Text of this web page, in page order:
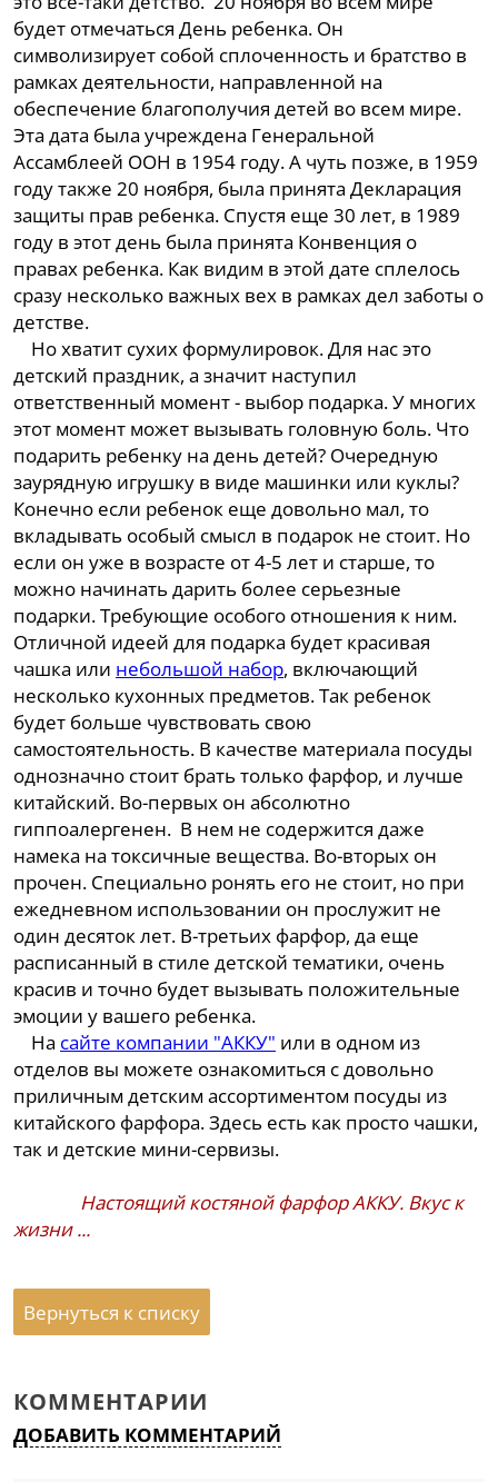
будет отмечаться День ребенка. Он
символизирует собой сплоченность и братство в
рамках деятельности, направленной на
обеспечение благополучия детей во всем мире.
Эта дата была учреждена Генеральной
Ассамблеей ООН в 1954 году. А чуть позже, в 1959
году также 20 ноября, была принята Декларация
защиты прав ребенка. Спустя еще 30 лет, в 1989
году в этот день была принята Конвенция о
правах ребенка. Как видим в этой дате сплелось
сразу несколько важных вех в рамках дел заботы о
детстве.
Но хватит сухих формулировок. Для нас это
детский праздник, а значит наступил
ответственный момент - выбор подарка. У многих
этот момент может вызывать головную боль. Что
подарить ребенку на день детей? Очередную
заурядную игрушку в виде машинки или куклы?
Конечно если ребенок еще довольно мал, то
вкладывать особый смысл в подарок не стоит. Но
если он уже в возрасте от 4-5 лет и старше, то
можно начинать дарить более серьезные
подарки. Требующие особого отношения к ним.
Отличной идеей для подарка будет красивая
чашка или небольшой набор, включающий
несколько кухонных предметов. Так ребенок
будет больше чувствовать свою
самостоятельность. В качестве материала посуды
однозначно стоит брать только фарфор, и лучше
китайский. Во-первых он абсолютно
гиппоалергенен. В нем не содержится даже
намека на токсичные вещества. Во-вторых он
прочен. Специально ронять его не стоит, но при
ежедневном использовании он прослужит не
один десяток лет. В-третьих фарфор, да еще
расписанный в стиле детской тематики, очень
красив и точно будет вызывать положительные
эмоции у вашего ребенка.
На сайте компании "АККУ" или в одном из
отделов вы можете ознакомиться с довольно
приличным детским ассортиментом посуды из
китайского фарфора. Здесь есть как просто чашки,
так и детские мини-сервизы.
Настоящий костяной фарфор АККУ. Вкус к
жизни ...
Вернуться к списку
КОММЕНТАРИИ
ДОБАВИТЬ КОММЕНТАРИЙ